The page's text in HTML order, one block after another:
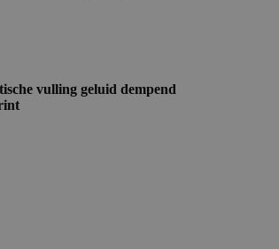
vulling geluid dempend